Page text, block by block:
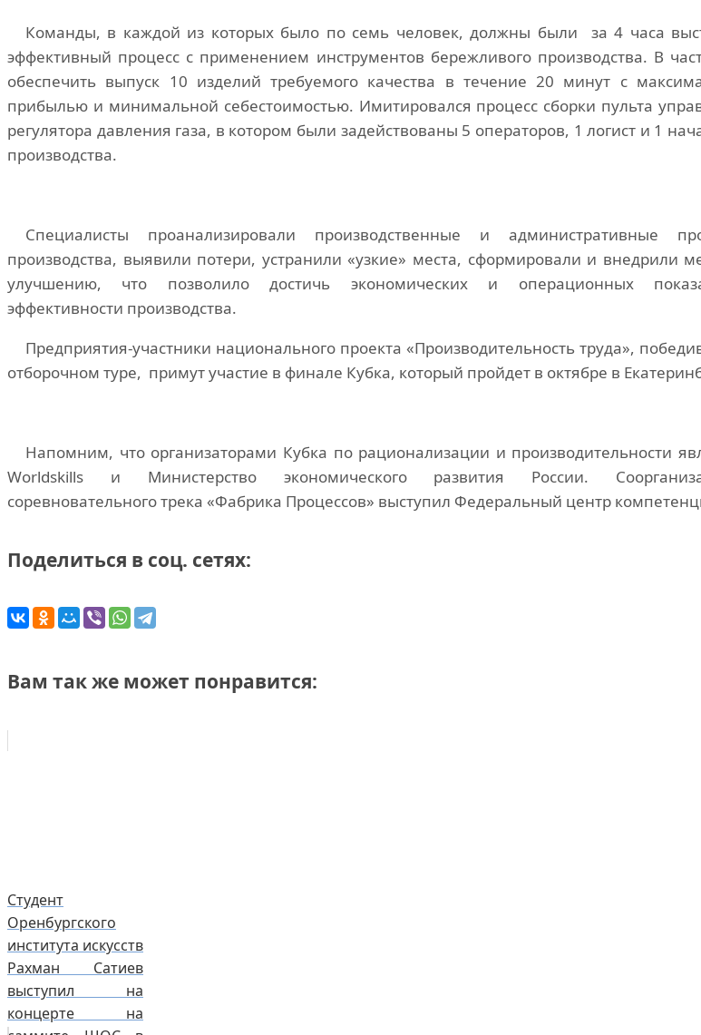
Команды, в каждой из которых было по семь человек, должны были за 4 часа
эффективный процесс с применением инструментов бережливого производства. В
обеспечить выпуск 10 изделий требуемого качества в течение 20 минут с
прибылью и минимальной себестоимостью. Имитировался процесс сборки пульта
регулятора давления газа, в котором были задействованы 5 операторов, 1 логист и 1
производства.
Специалисты проанализировали производственные и административные
производства, выявили потери, устранили «узкие» места, сформировали и внедрили
улучшению, что позволило достичь экономических и операционных
эффективности производства.
Предприятия-участники национального проекта «Производительность труда»,
отборочном туре, примут участие в финале Кубка, который пройдет в октябре в
Напомним, что организаторами Кубка по рационализации и производительности
Worldskills и Министерство экономического развития России.
соревновательного трека «Фабрика Процессов» выступил Федеральный центр
Поделиться в соц. сетях:
Вам так же может понравится:
Студент
Оренбургского
института искусств
Рахман Сатиев
выступил на
концерте на